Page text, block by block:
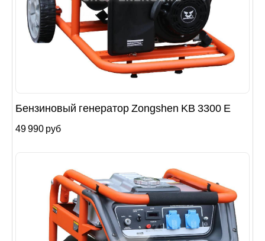
Бензиновый генератор Zongshen KB 3300 E
49 990 руб